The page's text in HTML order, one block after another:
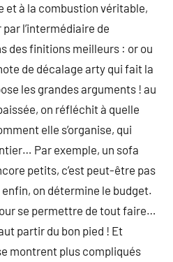
et à la combustion véritable,
l’intermédiaire de
des finitions meilleurs : or ou
de décalage arty qui fait la
les grandes arguments ! au
on réfléchit à quelle
elle s’organise, qui
Par exemple, un sofa
petits, c’est peut-être pas
on détermine le budget.
se permettre de tout faire…
partir du bon pied ! Et
montrent plus compliqués